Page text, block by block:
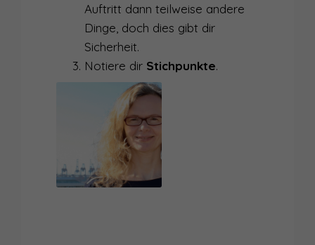
Auftritt dann teilweise andere
Dinge, doch dies gibt dir
Sicherheit.
Notiere dir Stichpunkte.